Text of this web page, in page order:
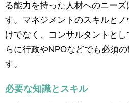
る能力を持った人材へのニー
す。マネジメントのスキルと
けでなく、コンサルタントと
らに行政やNPOなどでも必須
す。
必要な知識とスキル